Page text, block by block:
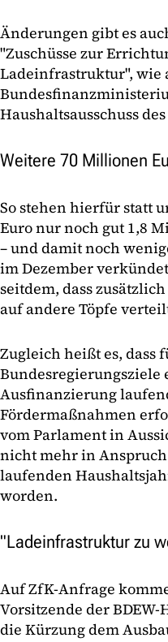
Änderungen gibt es
"Zuschüsse zur
Ladeinfrastruktur", wie
Haushaltsausschuss
Weitere 70 Millionen
So stehen hierfür statt
Euro nur noch gut 1,8
– und damit noch
im Dezember
seitdem, dass
auf andere Töpfe
Zugleich heißt es, dass
Bundesregierungsziele
Ausfinanzierung
Fördermaßnahmen
vom Parlament in
nicht mehr in
laufenden
worden.
"Ladeinfrastruktur zu
Auf ZfK-Anfrage
Vorsitzende der
die Kürzung dem